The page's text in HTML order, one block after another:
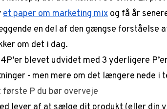
et paper om marketing mixog få år
en del af den gængse forståelse
om det i dag.
blevet udvidet med 3 yderligere
- men mere om det længere nede i
første P du bør overveje